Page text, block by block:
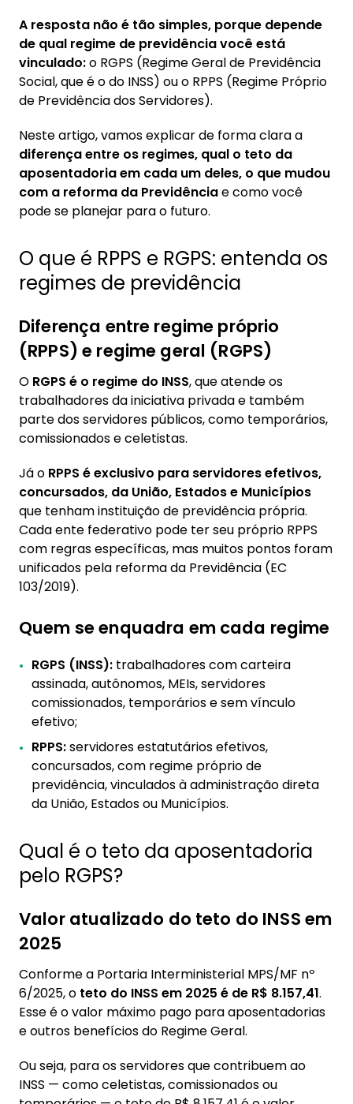
1.2. Quem se enquadra em cada regime
2. Qual é o teto da aposentadoria pelo RGPS?
2.1. Valor atualizado do teto do INSS em 2025
3. Como funciona o teto da aposentadoria no
3.1. Teto para servidores que ingressaram
antes e depois da reforma
3.2. Regras específicas para servidores
federais, estaduais e municipais
complementar para servidores federais?
3.4. E como funciona para servidores
estaduais e municipais
4. Mudanças recentes nas regras de
aposentadoria do servidor público
4.1. O que mudou após a reforma da
Previdência
5. Como calcular a aposentadoria do servidor
público
5.1. Fatores que influenciam o valor da
aposentadoria
5.2. Exemplo prático de cálculo
considerando o teto
6. Como consultar a minha aposentadoria?
7. Atualização sobre contribuições e alíquotas
A resposta não é tão simples, porque depende
de qual regime de previdência você está
vinculado:o RGPS (Regime Geral de Previdência
Social, que é o do INSS) ou o RPPS (Regime Próprio
de Previdência dos Servidores).
Neste artigo, vamos explicar de forma clara a
diferença entre os regimes, qual o teto da
aposentadoria em cada um deles, o que mudou
com a reforma da Previdênciae como você
pode se planejar para o futuro.
O que é RPPS e RGPS: entenda os
regimes de previdência
Diferença entre regime próprio
(RPPS) e regime geral (RGPS)
O RGPS é o regime do INSS, que atende os
trabalhadores da iniciativa privada e também
parte dos servidores públicos, como temporários,
comissionados e celetistas.
Já o RPPS é exclusivo para servidores efetivos,
concursados, da União, Estados e Municípios
que tenham instituição de previdência própria.
Cada ente federativo pode ter seu próprio RPPS
com regras específicas, mas muitos pontos foram
unificados pela reforma da Previdência (EC
103/2019).
Quem se enquadra em cada regime
RGPS (INSS): trabalhadores com carteira
assinada, autônomos, MEIs, servidores
comissionados, temporários e sem vínculo
efetivo;
RPPS:servidores estatutários efetivos,
concursados, com regime próprio de
previdência, vinculados à administração direta
da União, Estados ou Municípios.
Qual é o teto da aposentadoria
pelo RGPS?
Valor atualizado do teto do INSS em
2025
Conforme a Portaria Interministerial MPS/MF nº
6/2025, o teto do INSS em 2025 é de R$ 8.157,41.
Esse é o valor máximo pago para aposentadorias
e outros benefícios do Regime Geral.
Ou seja, para os servidores que contribuem ao
INSS — como celetistas, comissionados ou